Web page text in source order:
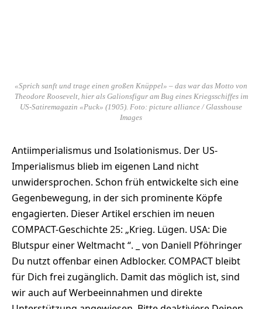
«Sprich sanft und trage einen großen Knüppel» – das war das Motto von
Theodore Roosevelt, hier als Galionsfigur am Bug eines Kriegsschiffes im
US-Satiremagazin «Puck» (1905). Foto: picture alliance / Glasshouse
Images
Antiimperialismus und Isolationismus. Der US-
Imperialismus blieb im eigenen Land nicht
unwidersprochen. Schon früh entwickelte sich eine
Gegenbewegung, in der sich prominente Köpfe
engagierten. Dieser Artikel erschien im neuen
COMPACT-Geschichte 25: „Krieg. Lügen. USA: Die
Blutspur einer Weltmacht “. _ von Daniell Pföhringer
Du nutzt offenbar einen Adblocker. COMPACT bleibt
für Dich frei zugänglich. Damit das möglich ist, sind
wir auch auf Werbeeinnahmen und direkte